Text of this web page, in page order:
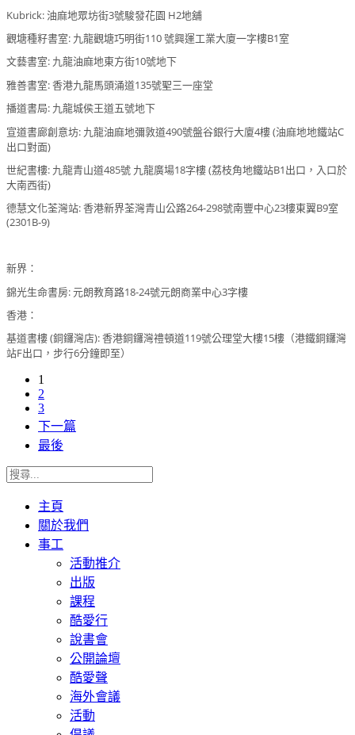
Kubrick: 油麻地眾坊街3號駿發花園 H2地舖
觀塘種籽書室: 九龍觀塘巧明街110 號興運工業大廈一字樓B1室
文藝書室: 九龍油麻地東方街10號地下
雅善書室: 香港九龍馬頭涌道135號聖三一座堂
播道書局: 九龍城侯王道五號地下
宣道書廊創意坊: 九龍油麻地彌敦道490號盤谷銀行大廈4樓 (油麻地地鐵站C
出口對面)
世紀書樓: 九龍青山道485號 九龍廣場18字樓 (荔枝角地鐵站B1出口，入口於
大南西街)
德慧文化荃灣站: 香港新界荃灣青山公路264-298號南豐中心23樓東翼B9室
(2301B-9)
新界：
錦光生命書房: 元朗教育路18-24號元朗商業中心3字樓
香港：
基道書樓 (銅鑼灣店): 香港銅鑼灣禮頓道119號公理堂大樓15樓（港鐵銅鑼灣
站F出口，步行6分鐘即至）
1
2
3
下一篇
最後
主頁
關於我們
事工
活動推介
出版
課程
酷愛行
說書會
公開論壇
酷愛聲
海外會議
活動